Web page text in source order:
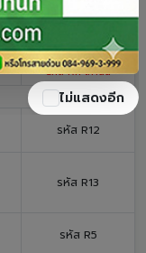
(เฉพาะ) ระบบ Dtac กด
รหัส R11 เท่านั้น
รหัส R12
รหัส R13
รหัส R5
ไม่แสดงอีก